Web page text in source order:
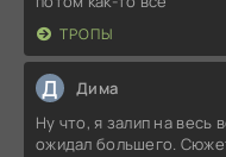
ТРОПЫ
Д Дима
Ну что, я залип на весь
ожидал большего.